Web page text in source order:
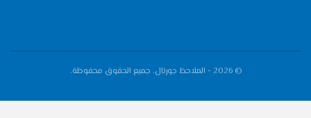
© 2026 - الملاحظ جورنال. جميع الحقوق محفوظة.